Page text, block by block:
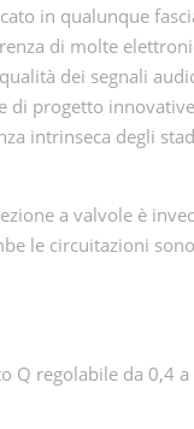
in qualunque
di molte
dei segnali
di progetto
intrinseca degli
a valvole è
le circuitazioni sono
Q regolabile da 0,4 a